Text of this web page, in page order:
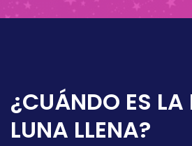
¿CUÁNDO ES
LUNA LLENA?